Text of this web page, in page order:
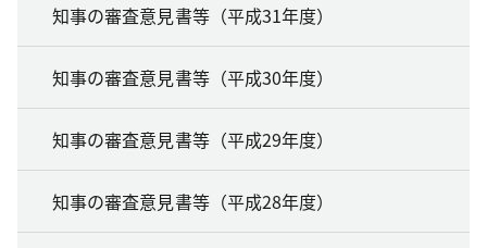
知事の審査意見書等（平成31年度）
知事の審査意見書等（平成30年度）
知事の審査意見書等（平成29年度）
知事の審査意見書等（平成28年度）